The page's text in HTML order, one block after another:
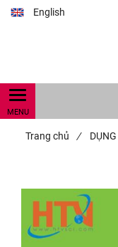
English
Trang chủ /